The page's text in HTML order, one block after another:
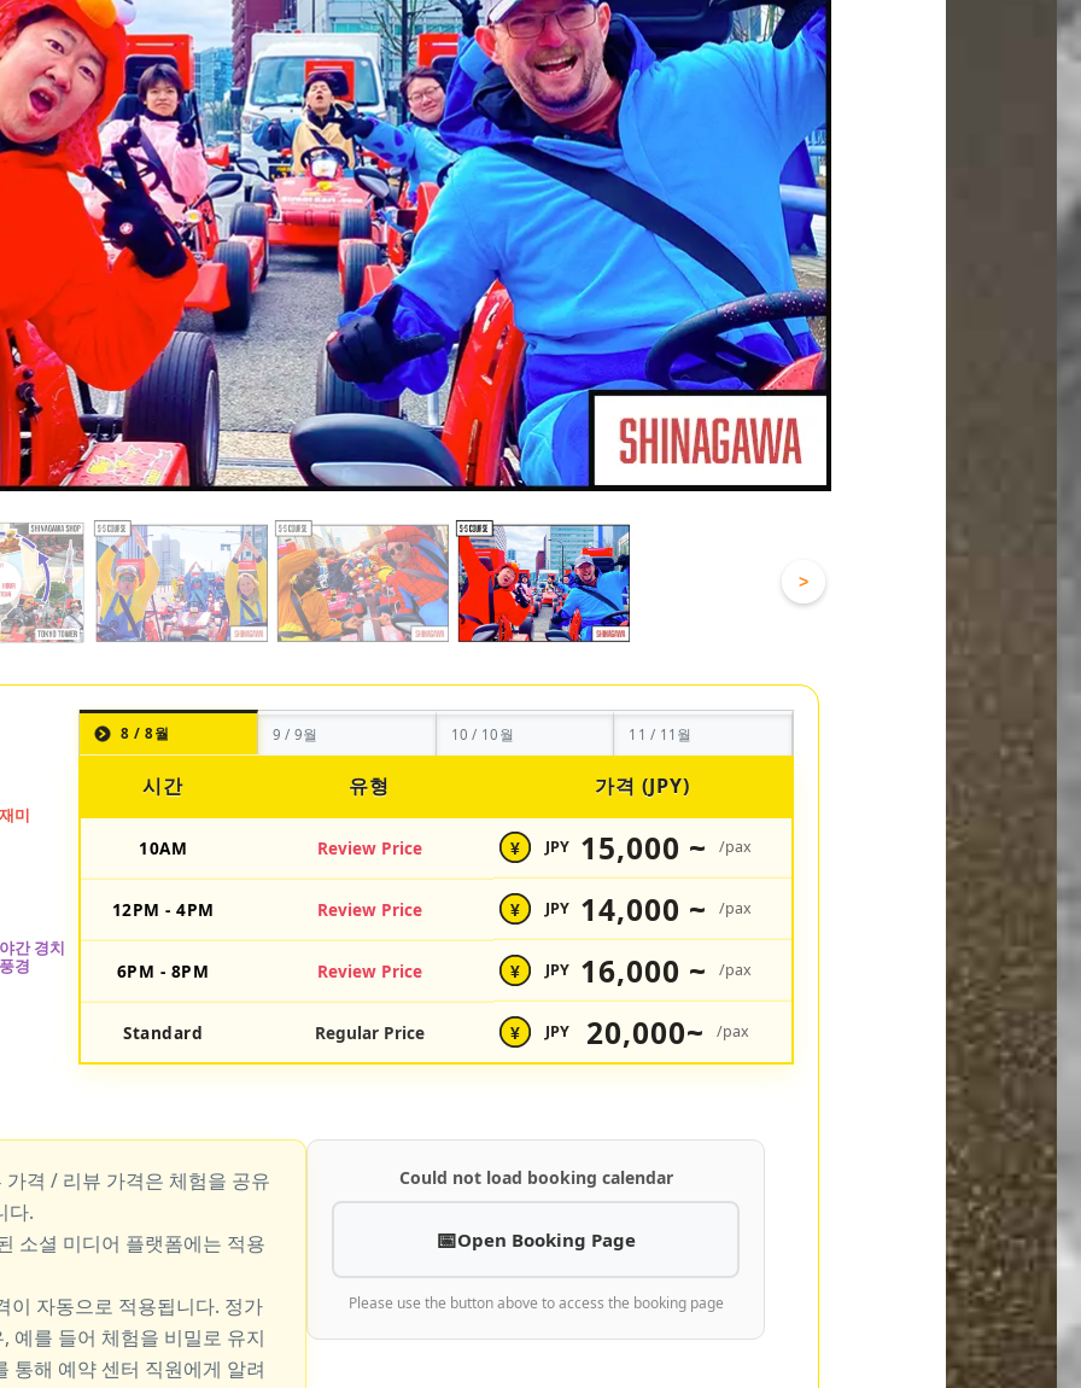
>
8 / 8월 9 / 9월 10 / 10월 11 / 11월
시간 유형 가격 (JPY)
10AM Review Price ¥ JPY 15,000 ~ /pax
12PM - 4PM Review Price ¥ JPY 14,000 ~ /pax
6PM - 8PM Review Price ¥ JPY 16,000 ~ /pax
Standard Regular Price ¥ JPY 20,000~ /pax
격 / 리뷰 가격은 체험을 공유
다.
소셜 미디어 플랫폼에는 적용
자동으로 적용됩니다. 정가
예를 들어 체험을 비밀로 유지
통해 예약 센터 직원에게 알려
Could not load booking calendar
Open Booking Page
Please use the button above to access the booking page